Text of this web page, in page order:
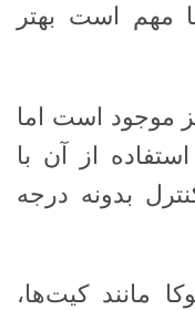
مهم است بهتر
موجود است اما
از آن با
بدونه درجه
مانند کیت‌ها،